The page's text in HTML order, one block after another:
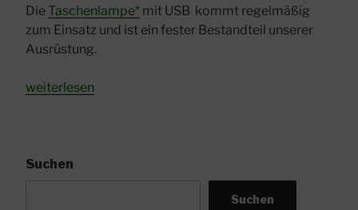
Die Taschenlampe* mit USB kommt regelmäßig
zum Einsatz und ist ein fester Bestandteil unserer
Ausrüstung.
„Taschenlampe
weiterlesen
Suchen
Suchen